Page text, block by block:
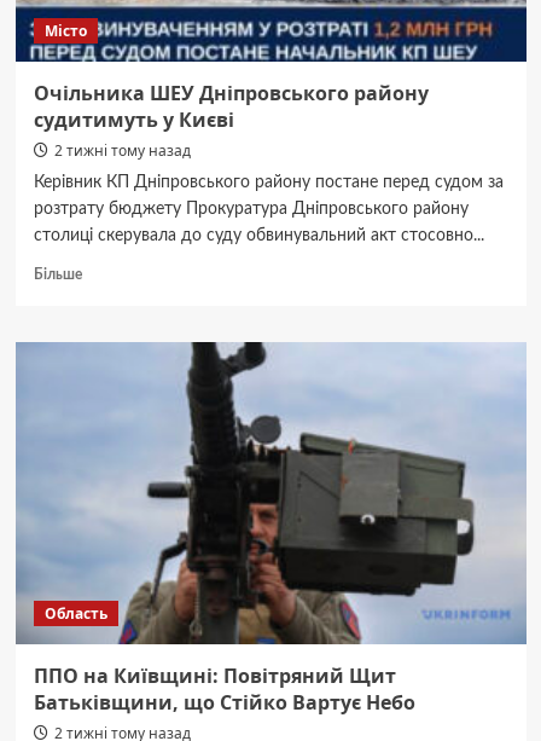
Місто
Очільника ШЕУ Дніпровського району
судитимуть у Києві
2 тижні тому назад
Керівник КП Дніпровського району постане перед судом за
розтрату бюджету Прокуратура Дніпровського району
столиці скерувала до суду обвинувальний акт стосовно...
БільшеДокладніше
ШЕУ
Область
ППО на Київщині: Повітряний Щит
Батьківщини, що Стійко Вартує Небо
2 тижні тому назад